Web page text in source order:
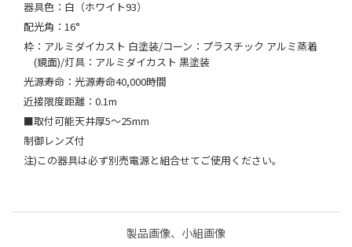
器具色：白（ホワイト93）
配光角：16°
枠：アルミダイカスト 白塗装/コーン：プラスチック アルミ蒸着
(鏡面)/灯具：アルミダイカスト 黒塗装
光源寿命：光源寿命40,000時間
近接限度距離：0.1m
■取付可能天井厚5～25mm
制御レンズ付
注)この器具は必ず別売電源と組合せてご使用ください。
製品画像、小組画像